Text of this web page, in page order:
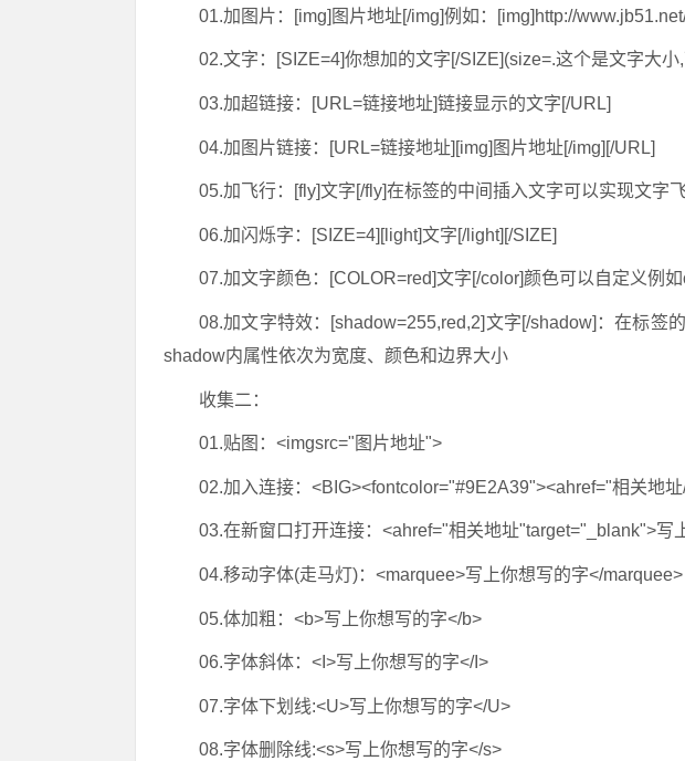
01.加图片：[img]图片地址[/img]例如：[img]http://
02.文字：[SIZE=4]你想加的文字[/SIZE](size=.这个是文字大小
03.加超链接：[URL=链接地址]链接显示的文字[/URL]
04.加图片链接：[URL=链接地址][img]图片地址[/img][/URL]
05.加飞行：[fly]文字[/fly]在标签的中间插入文字可以实现文字
06.加闪烁字：[SIZE=4][light]文字[/light][/SIZE]
07.加文字颜色：[COLOR=red]文字[/color]颜色可以自定义例
08.加文字特效：[shadow=255,red,2]文字[/shadow]：在标签
shadow内属性依次为宽度、颜色和边界大小
收集二：
01.贴图：<imgsrc="图片地址">
02.加入连接：<BIG><fontcolor="#9E2A39"><ahref="相关地
03.在新窗口打开连接：<ahref="相关地址"target="_blank">写
04.移动字体(走马灯)：<marquee>写上你想写的字</marquee>
05.体加粗：<b>写上你想写的字</b>
06.字体斜体：<I>写上你想写的字</I>
07.字体下划线:<U>写上你想写的字</U>
08.字体删除线:<s>写上你想写的字</s>